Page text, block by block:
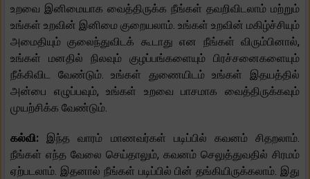
உறவை இனிமையாக வைத்திருக்க நீங்கள் தவறிவிடலாம் மற்றும்
உங்கள் உறவின் இனிமை குறையலாம். உங்கள் உறவின் மகிழ்ச்சியும்
அமைதியும் குலைந்துவிடக் கூடாது என நீங்கள் விரும்பினால்,
உங்கள் மனதில் நிலவும் குழப்பங்களையும் பிரச்சனைகளையும்
நீக்கிவிட வேண்டும். உங்கள் துணையிடம் உங்கள் இதயத்தில்
அன்பை எழுப்பவும், உங்கள் உறவை பாசமாக வைத்திருக்கவும்
முயற்சிக்க வேண்டும்.
கல்வி: இந்த வாரம் மாணவர்கள் படிப்பில் கவனம் சிதறலாம்.
நீங்கள் எந்த வேலை செய்தாலும், கவனம் செலுத்துவதில் சிரமம்
ஏற்படலாம். இதனால் நீங்கள் படிப்பில் பின் தங்கியிருக்கலாம். இது